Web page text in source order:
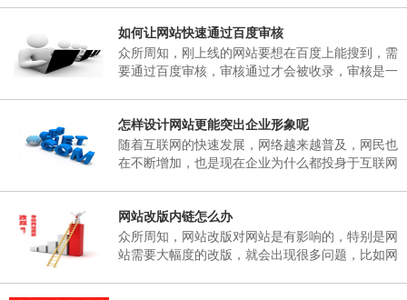
下： 一、春节放假时间：为02月06日至02月25
日，02月25日(星期天)正常上班。 二、各部门接
通知后，妥善安排好值班工作，并将各部门值班表
如何让网站快速通过百度审核
众所周知，刚上线的网站要想在百度上能搜到，需
要通过百度审核，审核通过才会被收录，审核是一
网站，很多站长想破脑袋都不知所措，这里深圳网
站建设小编介绍到，原因其实很简单，当网页被收
录后搜索引擎会对一个网站进行审核，这期间搜索
个方...
怎样设计网站更能突出企业形象呢
随着互联网的快速发展，网络越来越普及，网民也
在不断增加，也是现在企业为什么都投身于互联网
收益。那么，怎样设计网站更能突出企业形象呢?
网站改版内链怎么办
众所周知，网站改版对网站是有影响的，特别是网
站需要大幅度的改版，就会出现很多问题，比如网